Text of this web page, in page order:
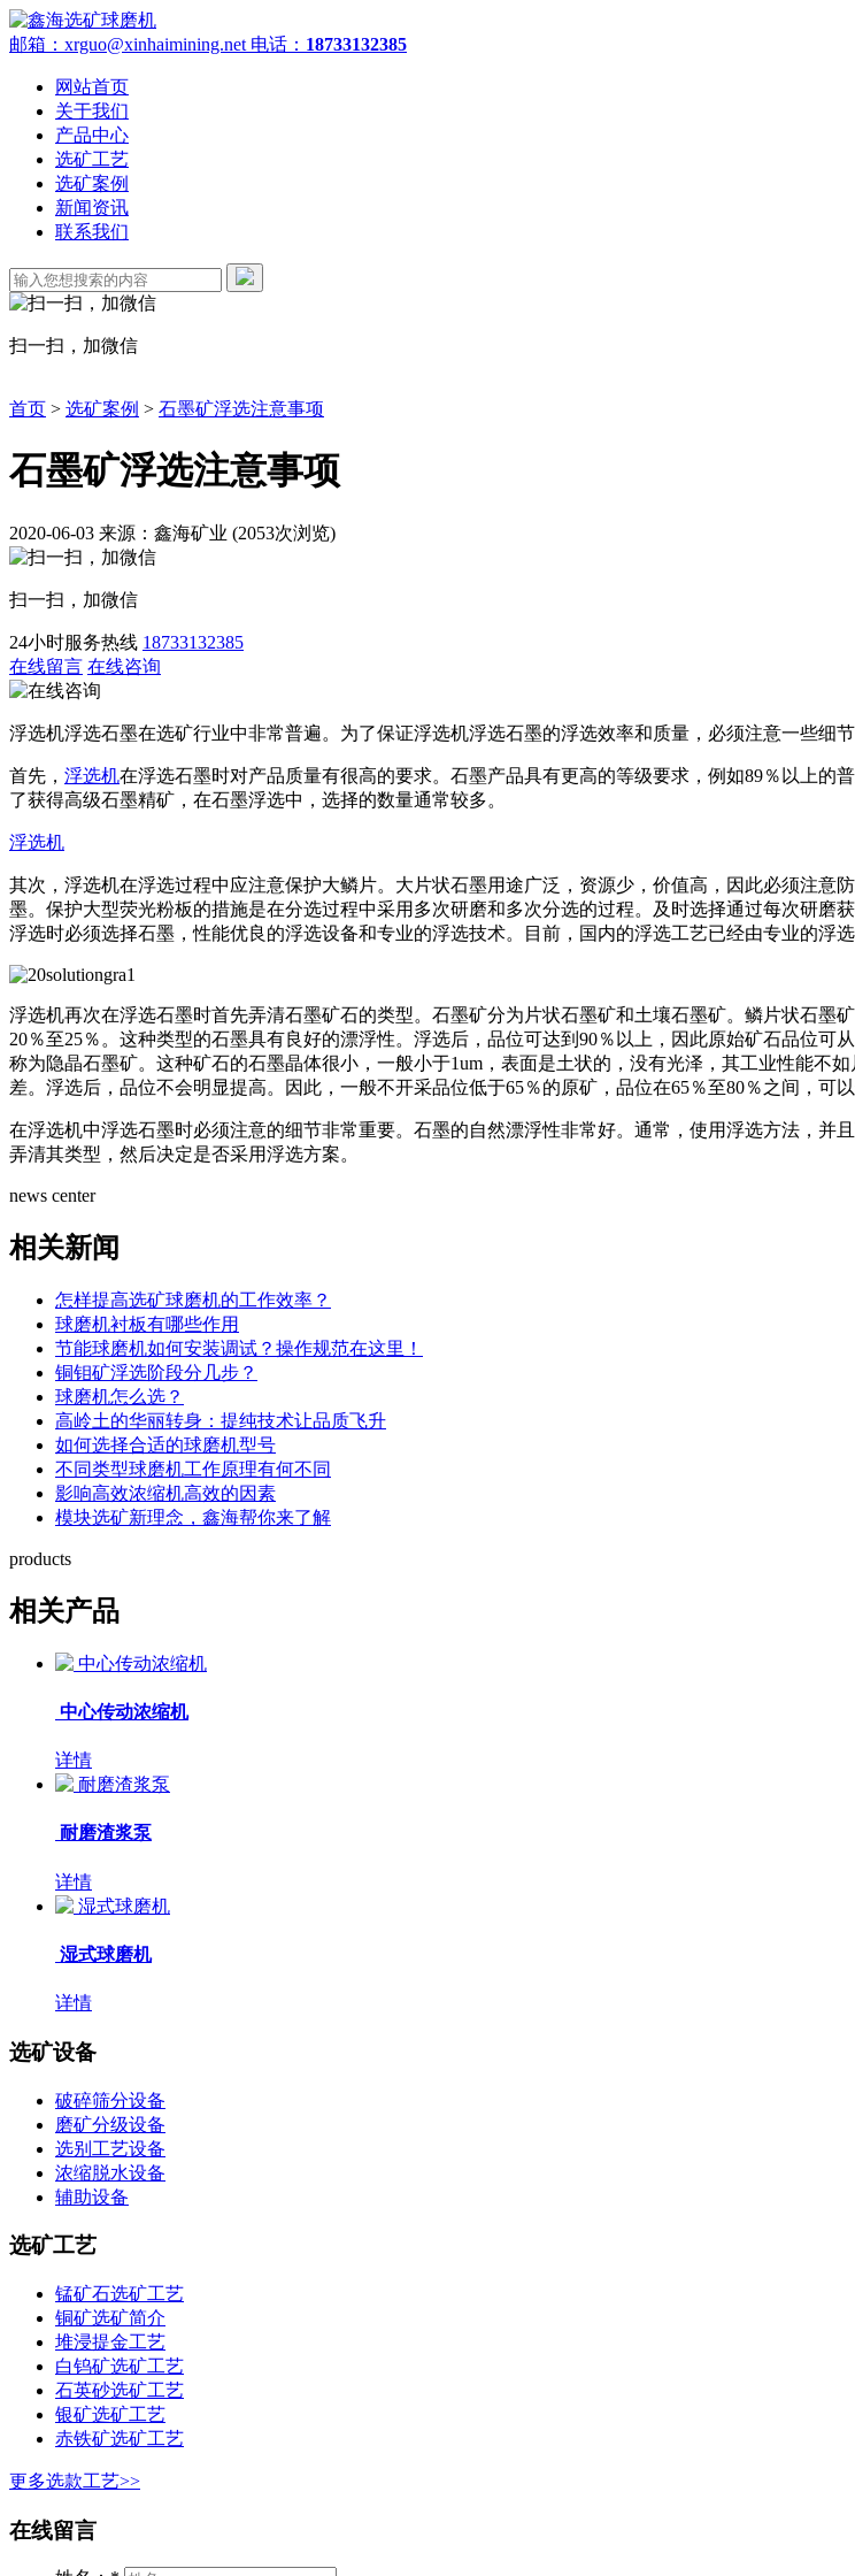
邮箱：xrguo@xinhaimining.net 电话： 18733132385
网站首页
关于我们
产品中心
选矿工艺
选矿案例
新闻资讯
联系我们
扫一扫，加微信
首页 > 选矿案例 > 石墨矿浮选注意事项
石墨矿浮选注意事项
2020-06-03 来源：鑫海矿业 (2053次浏览)
扫一扫，加微信
24小时服务热线 18733132385
在线留言 在线咨询
浮选机浮选石墨在选矿行业中非常普遍。为了保证浮选机浮选石墨的浮选效率和质量，必须注意一些细节
首先， 浮选机在浮选石墨时对产品质量有很高的要求。石墨产品具有更高的等级要求，例如89％以上的
了获得高级石墨精矿，在石墨浮选中，选择的数量通常较多。
浮选机
其次，浮选机在浮选过程中应注意保护大鳞片。大片状石墨用途广泛，资源少，价值高，因此必须注意
墨。保护大型荧光粉板的措施是在分选过程中采用多次研磨和多次分选的过程。及时选择通过每次研磨
浮选时必须选择石墨，性能优良的浮选设备和专业的浮选技术。目前，国内的浮选工艺已经由专业的浮
浮选机再次在浮选石墨时首先弄清石墨矿石的类型。石墨矿分为片状石墨矿和土壤石墨矿。鳞片状石墨
20％至25％。这种类型的石墨具有良好的漂浮性。浮选后，品位可达到90％以上，因此原始矿石品位
称为隐晶石墨矿。这种矿石的石墨晶体很小，一般小于1um，表面是土状的，没有光泽，其工业性能不
差。浮选后，品位不会明显提高。因此，一般不开采品位低于65％的原矿，品位在65％至80％之间，可以
在浮选机中浮选石墨时必须注意的细节非常重要。石墨的自然漂浮性非常好。通常，使用浮选方法，
弄清其类型，然后决定是否采用浮选方案。
news center
相关新闻
怎样提高选矿球磨机的工作效率？
球磨机衬板有哪些作用
节能球磨机如何安装调试？操作规范在这里！
铜钼矿浮选阶段分几步？
球磨机怎么选？
高岭土的华丽转身：提纯技术让品质飞升
如何选择合适的球磨机型号
不同类型球磨机工作原理有何不同
影响高效浓缩机高效的因素
模块选矿新理念，鑫海帮你来了解
products
相关产品
中心传动浓缩机
详情
耐磨渣浆泵
详情
湿式球磨机
详情
选矿设备
破碎筛分设备
磨矿分级设备
选别工艺设备
浓缩脱水设备
辅助设备
选矿工艺
锰矿石选矿工艺
铜矿选矿简介
堆浸提金工艺
白钨矿选矿工艺
石英砂选矿工艺
银矿选矿工艺
赤铁矿选矿工艺
更多选款工艺>>
在线留言